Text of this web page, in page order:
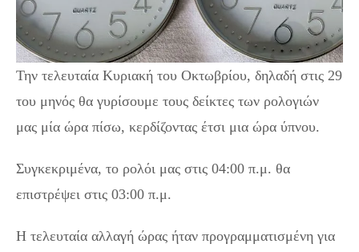
Την τελευταία Κυριακή του Οκτωβρίου, δηλαδή στις 29
του μηνός θα γυρίσουμε τους δείκτες των ρολογιών
μας μία ώρα πίσω, κερδίζοντας έτσι μια ώρα ύπνου.
Συγκεκριμένα, το ρολόι μας στις 04:00 π.μ. θα
επιστρέψει στις 03:00 π.μ.
Η τελευταία αλλαγή ώρας ήταν προγραμματισμένη για